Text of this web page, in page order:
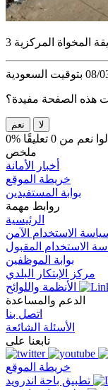
المخواة المركزية 3
هذه الصفحة مفيدة؟
نعم لا
من 0 تعليقًا
ملخص
أخبار الأمانة
خريطة الموقع
بوابة المستفيدين
روابط مهمة
الرئيسية
الاستخدام الآمن
الاستخدام المقبول
بوابة الموظفين
مركز الإبتكار البلدي
الدعم والمساعدة
اتصل بنا
الأسئلة الشائعة
تابعنا على
خريطة الموقع